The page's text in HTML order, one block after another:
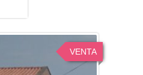
VENTA